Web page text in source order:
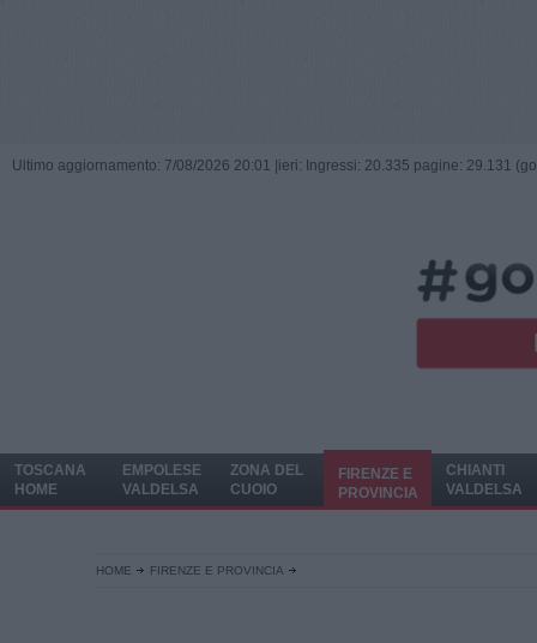
Ultimo aggiornamento: 7/08/2026 20:01 | ieri: Ingressi: 20.335 pagine: 29.131
TOSCANA
HOME
EMPOLESE
VALDELSA
ZONA DEL
CUOIO
FIRENZE E
PROVINCIA
CHIANTI
VALDELSA
HOME FIRENZE E PROVINCIA